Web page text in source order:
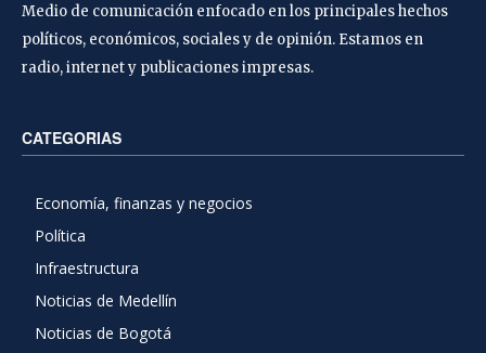
Medio de comunicación enfocado en los principales hechos
políticos, económicos, sociales y de opinión. Estamos en
radio, internet y publicaciones impresas.
CATEGORIAS
Economía, finanzas y negocios
Política
Infraestructura
Noticias de Medellín
Noticias de Bogotá